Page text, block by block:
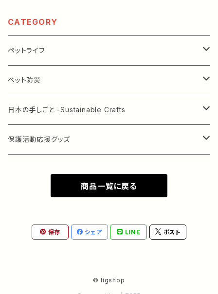
mmetric Pierced Earrings –
Worldwide Shipping
CATEGORY
ペットライフ
ドッグフード
ウィッシュ [定期配送あり] 箱5.4kg
ウィッシュ 1.8kg
キャットフード
ウィッシュ
ペットのおやつ
国産ポークジャーキー
fullove PET～フルラブペット～
無添加リグラ石鹸
ペット防災
クレート
クレートタグ
日本の手しごと -Sustainable Crafts
着物アップサイクル -Kimono Upcycling
和食器 -Japanese Tableware
和雑貨 -Japanese Lifestyle Goods
保護活動応援グッズ
オリジナルクリアファイル
ペット似顔絵（オリジナル）
商品一覧に戻る
保存 シェア LINE ポスト
© ligshop